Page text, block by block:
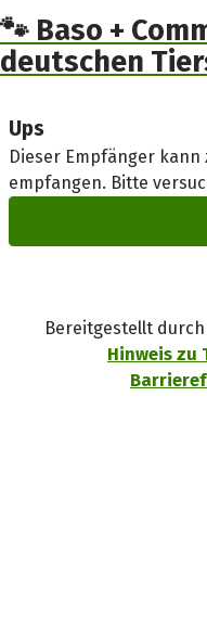
🐾 Baso +
deutschen
Ups
Dieser Empfänger
empfangen. Bitte
Bereitgestellt
Hinweis zu